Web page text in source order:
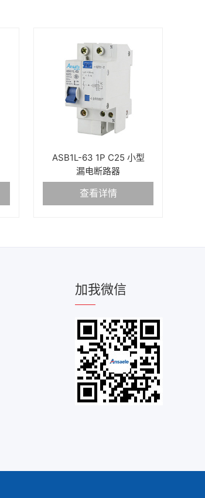
ASB1L-63 1P C25 小型
漏电断路器
查看详情
加我微信